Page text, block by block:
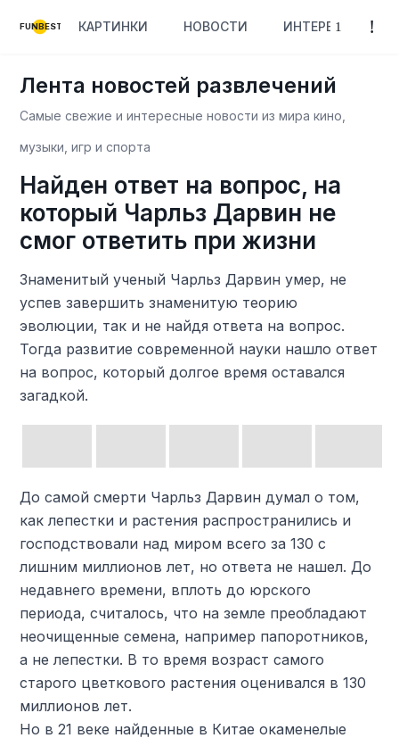
FUNBEST КАРТИНКИ НОВОСТИ ИНТЕРЕСНОЕ
Лента новостей развлечений
Самые свежие и интересные новости из мира кино,
музыки, игр и спорта
Найден ответ на вопрос, на
который Чарльз Дарвин не
смог ответить при жизни
Знаменитый ученый Чарльз Дарвин умер, не
успев завершить знаменитую теорию
эволюции, так и не найдя ответа на вопрос.
Тогда развитие современной науки нашло ответ
на вопрос, который долгое время оставался
загадкой.
До самой смерти Чарльз Дарвин думал о том,
как лепестки и растения распространились и
господствовали над миром всего за 130 с
лишним миллионов лет, но ответа не нашел. До
недавнего времени, вплоть до юрского
периода, считалось, что на земле преобладают
неочищенные семена, например папоротников,
а не лепестки. В то время возраст самого
старого цветкового растения оценивался в 130
миллионов лет.
Но в 21 веке найденные в Китае окаменелые